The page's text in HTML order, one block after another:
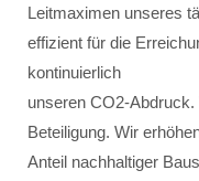
Leitmaximen unseres
effizient für die
kontinuierlich
unseren CO2-
Beteiligung. Wir
Anteil nachhaltiger